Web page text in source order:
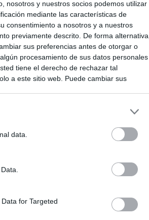
nosotros y nuestros socios podemos utilizar
mediante las características de
consentimiento a nosotros y a nuestros
previamente descrito. De forma alternativa,
sus preferencias antes de otorgar o
procesamiento de sus datos personales
tiene el derecho de rechazar tal
a este sitio web. Puede cambiar sus
data.
for Targeted